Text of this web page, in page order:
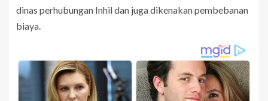
dinas perhubungan Inhil dan juga dikenakan pembebanan
biaya.